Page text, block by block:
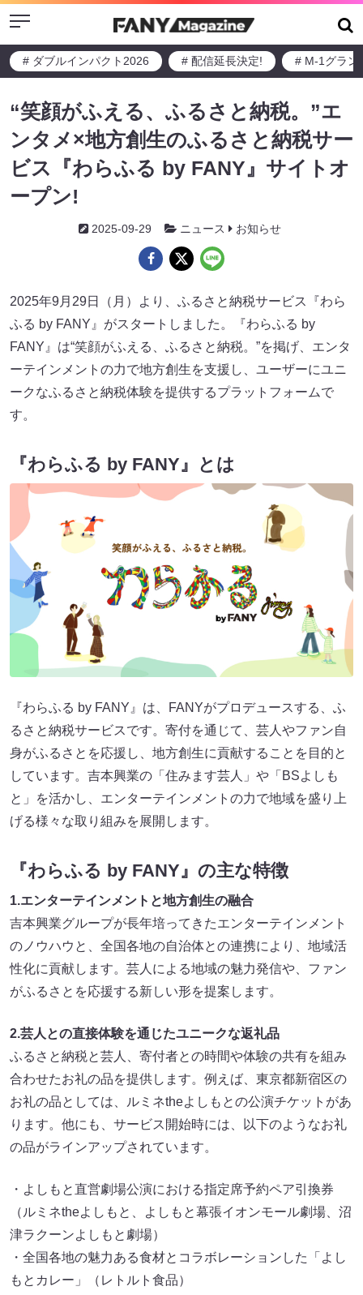
Menu
# ダブルインパクト2026 # 配信延長決定! # M-1グラン
“笑顔がふえる、ふるさと納税。”エ
ンタメ×地方創生のふるさと納税サー
ビス『わらふる by FANY』サイトオ
ープン!
2025-09-29 ニュース お知らせ
2025年9月29日（月）より、ふるさと納税サービス『わら
ふる by FANY』がスタートしました。『わらふる by
FANY』は“笑顔がふえる、ふるさと納税。”を掲げ、エンタ
ーテインメントの力で地方創生を支援し、ユーザーにユニ
ークなふるさと納税体験を提供するプラットフォームで
す。
『わらふる by FANY』とは
『わらふる by FANY』は、FANYがプロデュースする、ふ
るさと納税サービスです。寄付を通じて、芸人やファン自
身がふるさとを応援し、地方創生に貢献することを目的と
しています。吉本興業の「住みます芸人」や「BSよしも
と」を活かし、エンターテインメントの力で地域を盛り上
げる様々な取り組みを展開します。
『わらふる by FANY』の主な特徴
1.エンターテインメントと地方創生の融合
吉本興業グループが長年培ってきたエンターテインメント
のノウハウと、全国各地の自治体との連携により、地域活
性化に貢献します。芸人による地域の魅力発信や、ファン
がふるさとを応援する新しい形を提案します。
2.芸人との直接体験を通じたユニークな返礼品
ふるさと納税と芸人、寄付者との時間や体験の共有を組み
合わせたお礼の品を提供します。例えば、東京都新宿区の
お礼の品としては、ルミネtheよしもとの公演チケットがあ
ります。他にも、サービス開始時には、以下のようなお礼
の品がラインアップされています。
・よしもと直営劇場公演における指定席予約ペア引換券
（ルミネtheよしもと、よしもと幕張イオンモール劇場、沼
津ラクーンよしもと劇場）
・全国各地の魅力ある食材とコラボレーションした「よし
もとカレー」（レトルト食品）